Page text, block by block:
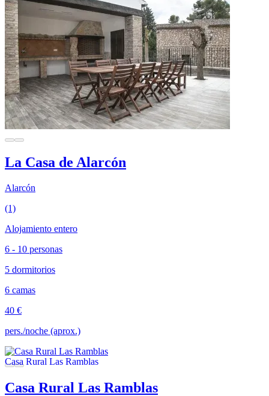
La Casa de Alarcón
Alarcón
(1)
Alojamiento entero
6 - 10 personas
5 dormitorios
6 camas
40 €
pers./noche (aprox.)
Casa Rural Las Ramblas